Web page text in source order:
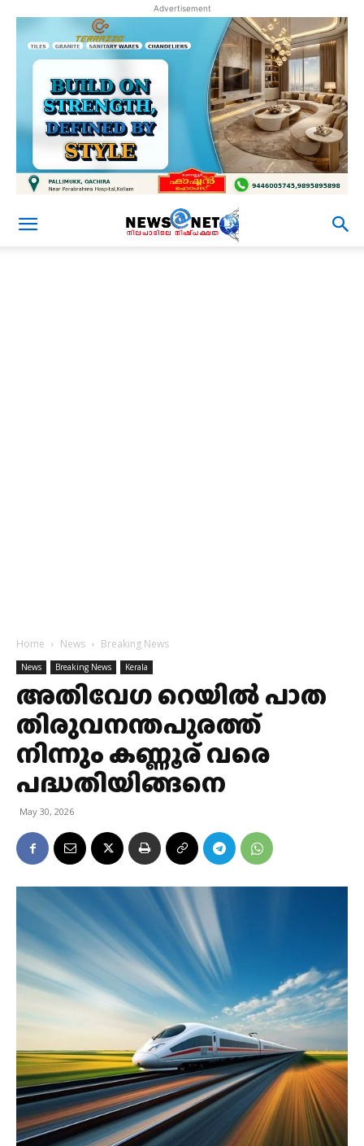
Advertisement
Home News Breaking News
News Breaking News Kerala
അതിവേഗ റെയിൽ പാത
തിരുവനന്തപുരത്ത്
നിന്നും കണ്ണൂര് വരെ
പദ്ധതിയിങ്ങനെ
May 30, 2026